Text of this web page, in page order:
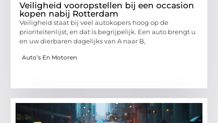
Veiligheid vooropstellen bij een occasion
kopen nabij Rotterdam
Veiligheid staat bij veel autokopers hoog op de
prioriteitenlijst, en dat is begrijpelijk. Een auto brengt u
en uw dierbaren dagelijks van A naar B,
Auto’s En Motoren